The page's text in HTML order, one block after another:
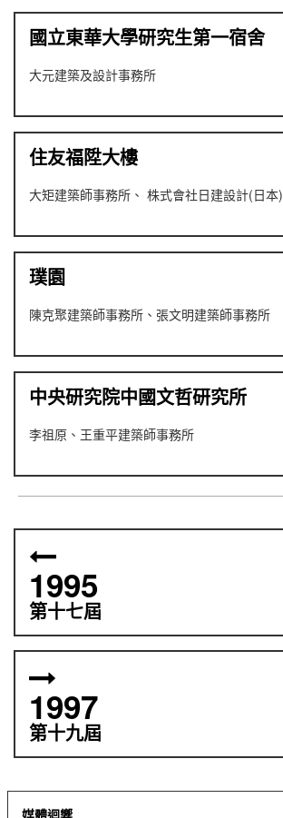
國立東華大學研究生第一宿舍
大元建築及設計事務所
住友福陞大樓
大矩建築師事務所、 株式會社日建設計(日本)
璞園
陳克聚建築師事務所、張文明建築師事務所
中央研究院中國文哲研究所
李祖原、王重平建築師事務所
1995
第十七屆
1997
第十九屆
媒體迴響